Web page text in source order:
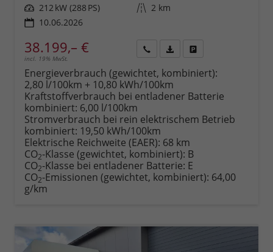
Leistung 212 kW (288 PS) Kilometerstand 2 km
10.06.2026
38.199,– €
incl. 19% MwSt.
anfordernDatei,
Fahrzeugexposé
drucken
drucken,
parken
oder
vergleichen
Energieverbrauch (gewichtet, kombiniert):
2,80 l/100km + 10,80 kWh/100km
Kraftstoffverbrauch bei entladener Batterie
kombiniert: 6,00 l/100km
Stromverbrauch bei rein elektrischem Betrieb
kombiniert: 19,50 kWh/100km
Elektrische Reichweite (EAER): 68 km
CO2-Klasse (gewichtet, kombiniert): B
CO2-Klasse bei entladener Batterie: E
CO2-Emissionen (gewichtet, kombiniert): 64,00
g/km